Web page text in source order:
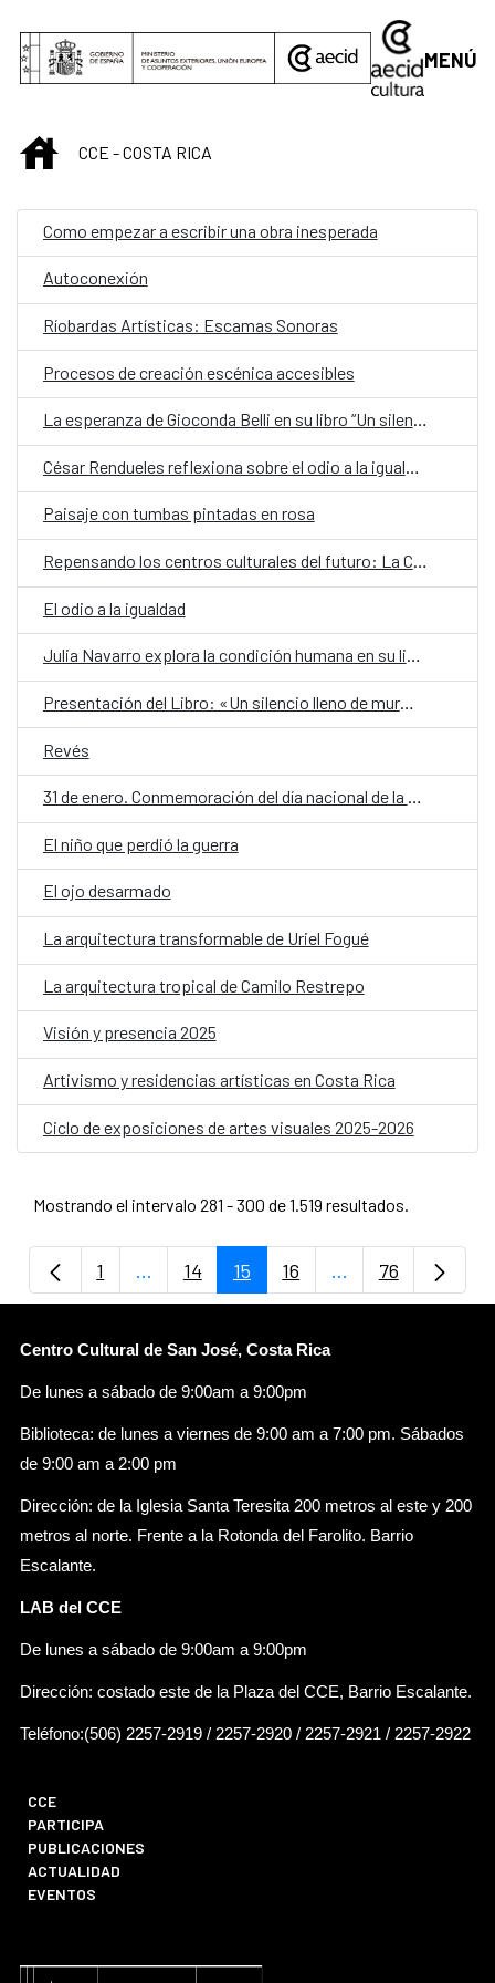
MENÚ
INICIO
CCE - COSTA RICA
Como empezar a escribir una obra inesperada
Autoconexión
Ríobardas Artísticas: Escamas Sonoras
Procesos de creación escénica accesibles
La esperanza de Gioconda Belli en su libro “Un silencio lleno de murmullos”
César Rendueles reflexiona sobre el odio a la igualdad
Paisaje con tumbas pintadas en rosa
Repensando los centros culturales del futuro: La Casa Encendida
El odio a la igualdad
Julia Navarro explora la condición humana en su libro «El niño que perdió la guerra»
Presentación del Libro: «Un silencio lleno de murmullos»
Revés
31 de enero. Conmemoración del día nacional de la poesía.
El niño que perdió la guerra
El ojo desarmado
La arquitectura transformable de Uriel Fogué
La arquitectura tropical de Camilo Restrepo
Visión y presencia 2025
Artivismo y residencias artísticas en Costa Rica
Ciclo de exposiciones de artes visuales 2025-2026
Mostrando el intervalo 281 - 300 de 1.519 resultados.
Página
1 ...Páginas intermedias Use TAB para
Página
14 Página
15 Página
16 ...PáginasPágina
76
Centro Cultural de San José, Costa Rica
De lunes a sábado de 9:00am a 9:00pm
Biblioteca: de lunes a viernes de 9:00 am a 7:00 pm. Sábados
de 9:00 am a 2:00 pm
Dirección: de la Iglesia Santa Teresita 200 metros al este y 200
metros al norte. Frente a la Rotonda del Farolito. Barrio
Escalante.
LAB del CCE
De lunes a sábado de 9:00am a 9:00pm
Dirección: costado este de la Plaza del CCE, Barrio Escalante.
Teléfono:(506) 2257-2919 / 2257-2920 / 2257-2921 / 2257-2922
CCE
PARTICIPA
PUBLICACIONES
ACTUALIDAD
EVENTOS